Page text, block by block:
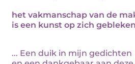
het vakmanschap van de
is een kunst op zich
... Een duik in mijn gedichten